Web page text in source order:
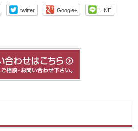
twitter Google+ LINE